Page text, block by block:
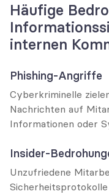
Häufige
internen
Phishing-Angriffe
Cyberkriminelle
Nachrichten auf
Informationen oder
Insider-
Unzufriedene